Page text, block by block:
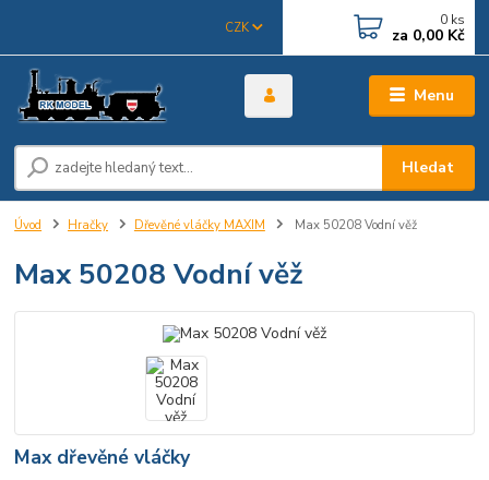
Menu
CZK
Hledat
0 ks
za 0,00 Kč
Úvod Hračky Dřevěné vláčky MAXIM Max 50208 Vodní věž
Max 50208 Vodní věž
Max dřevěné vláčky